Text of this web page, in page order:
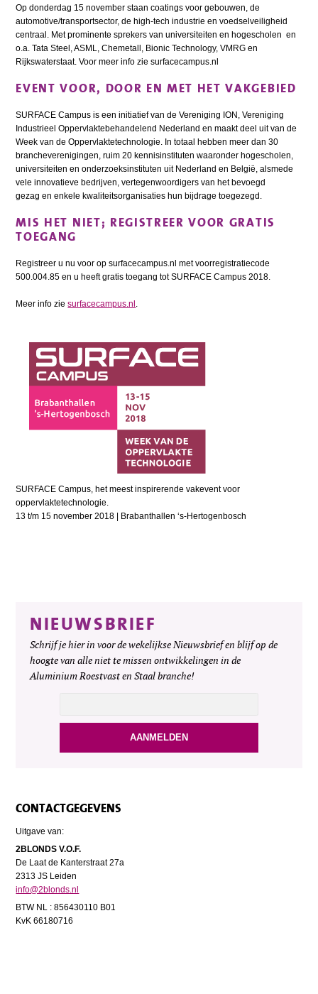
Op donderdag 15 november staan coatings voor gebouwen, de
automotive/transportsector, de high-tech industrie en voedselveiligheid
centraal. Met prominente sprekers van universiteiten en hogescholen en
o.a. Tata Steel, ASML, Chemetall, Bionic Technology, VMRG en
Rijkswaterstaat. Voor meer info zie surfacecampus.nl
EVENT VOOR, DOOR EN MET HET VAKGEBIED
SURFACE Campus is een initiatief van de Vereniging ION, Vereniging
Industrieel Oppervlaktebehandelend Nederland en maakt deel uit van de
Week van de Oppervlaktetechnologie. In totaal hebben meer dan 30
brancheverenigingen, ruim 20 kennisinstituten waaronder hogescholen,
universiteiten en onderzoeksinstituten uit Nederland en België, alsmede
vele innovatieve bedrijven, vertegenwoordigers van het bevoegd
gezag en enkele kwaliteitsorganisaties hun bijdrage toegezegd.
MIS HET NIET; REGISTREER VOOR GRATIS
TOEGANG
Registreer u nu voor op surfacecampus.nl met voorregistratiecode
500.004.85 en u heeft gratis toegang tot SURFACE Campus 2018.
Meer info ziesurfacecampus.nl
SURFACE Campus, het meest inspirerende vakevent voor
oppervlaktetechnologie.
13 t/m 15 november 2018 | Brabanthallen ‘s-Hertogenbosch
NIEUWSBRIEF
Schrijf je hier in voor de wekelijkse Nieuwsbrief en blijf op de
hoogte van alle niet te missen ontwikkelingen in de
Aluminium Roestvast en Staal branche!
CONTACTGEGEVENS
Uitgave van:
2BLONDS V.O.F.
De Laat de Kanterstraat 27a
2313 JS Leiden
info@2blonds.nl
BTW NL : 856430110 B01
KvK 66180716